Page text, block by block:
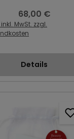
Regulärer Preis:
68,00 €
inkl. MwSt. zzgl.
Details